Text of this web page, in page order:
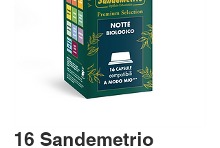
16 Sandemetrio